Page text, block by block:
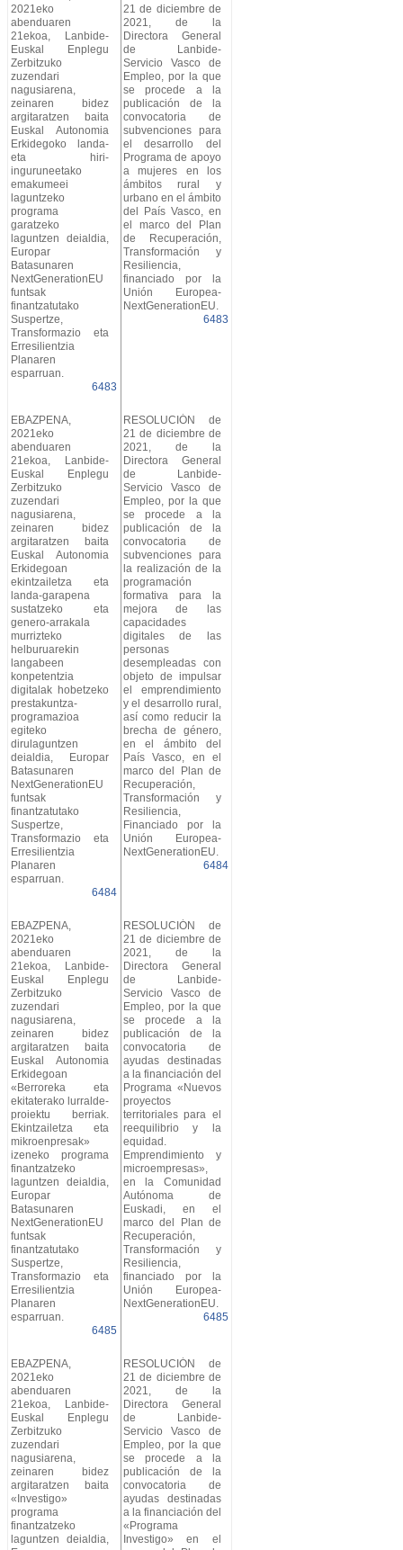
2021eko
abenduaren
21ekoa, Lanbide-
Euskal Enplegu
Zerbitzuko
zuzendari
nagusiarena,
zeinaren bidez
argitaratzen baita
Euskal Autonomia
Erkidegoko landa-
eta hiri-
inguruneetako
emakumeei
laguntzeko
programa
garatzeko
laguntzen deialdia,
Europar
Batasunaren
NextGenerationEU
funtsak
finantzatutako
Suspertze,
Transformazio eta
Erresilientzia
Planaren
esparruan.
6483
21 de diciembre de
2021, de la
Directora General
de Lanbide-
Servicio Vasco de
Empleo, por la que
se procede a la
publicación de la
convocatoria de
subvenciones para
el desarrollo del
Programa de apoyo
a mujeres en los
ámbitos rural y
urbano en el ámbito
del País Vasco, en
el marco del Plan
de Recuperación,
Transformación y
Resiliencia,
financiado por la
Unión Europea-
NextGenerationEU.
6483
EBAZPENA,
2021eko
abenduaren
21ekoa, Lanbide-
Euskal Enplegu
Zerbitzuko
zuzendari
nagusiarena,
zeinaren bidez
argitaratzen baita
Euskal Autonomia
Erkidegoan
ekintzailetza eta
landa-garapena
sustatzeko eta
genero-arrakala
murrizteko
helburuarekin
langabeen
konpetentzia
digitalak hobetzeko
prestakuntza-
programazioa
egiteko
dirulaguntzen
deialdia, Europar
Batasunaren
NextGenerationEU
funtsak
finantzatutako
Suspertze,
Transformazio eta
Erresilientzia
Planaren
esparruan.
6484
RESOLUCIÓN de
21 de diciembre de
2021, de la
Directora General
de Lanbide-
Servicio Vasco de
Empleo, por la que
se procede a la
publicación de la
convocatoria de
subvenciones para
la realización de la
programación
formativa para la
mejora de las
capacidades
digitales de las
personas
desempleadas con
objeto de impulsar
el emprendimiento
y el desarrollo rural,
así como reducir la
brecha de género,
en el ámbito del
País Vasco, en el
marco del Plan de
Recuperación,
Transformación y
Resiliencia,
Financiado por la
Unión Europea-
NextGenerationEU.
6484
EBAZPENA,
2021eko
abenduaren
21ekoa, Lanbide-
Euskal Enplegu
Zerbitzuko
zuzendari
nagusiarena,
zeinaren bidez
argitaratzen baita
Euskal Autonomia
Erkidegoan
«Berroreka eta
ekitaterako lurralde-
proiektu berriak.
Ekintzailetza eta
mikroenpresak»
izeneko programa
finantzatzeko
laguntzen deialdia,
Europar
Batasunaren
NextGenerationEU
funtsak
finantzatutako
Suspertze,
Transformazio eta
Erresilientzia
Planaren
esparruan.
6485
RESOLUCIÓN de
21 de diciembre de
2021, de la
Directora General
de Lanbide-
Servicio Vasco de
Empleo, por la que
se procede a la
publicación de la
convocatoria de
ayudas destinadas
a la financiación del
Programa «Nuevos
proyectos
territoriales para el
reequilibrio y la
equidad.
Emprendimiento y
microempresas»,
en la Comunidad
Autónoma de
Euskadi, en el
marco del Plan de
Recuperación,
Transformación y
Resiliencia,
financiado por la
Unión Europea-
NextGenerationEU.
6485
EBAZPENA,
2021eko
abenduaren
21ekoa, Lanbide-
Euskal Enplegu
Zerbitzuko
zuzendari
nagusiarena,
zeinaren bidez
argitaratzen baita
«Investigo»
programa
finantzatzeko
laguntzen deialdia,
RESOLUCIÓN de
21 de diciembre de
2021, de la
Directora General
de Lanbide-
Servicio Vasco de
Empleo, por la que
se procede a la
publicación de la
convocatoria de
ayudas destinadas
a la financiación del
«Programa
Investigo» en el